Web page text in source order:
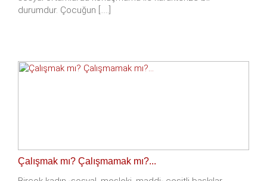
durumdur. Çocuğun [.....]
Çalışmak mı? Çalışmamak mı?...